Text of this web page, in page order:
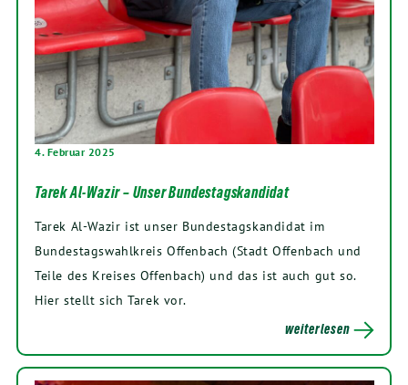
4. Februar 2025
Tarek Al-Wazir – Unser Bundestagskandidat
Tarek Al-Wazir ist unser Bundestagskandidat im
Bundestagswahlkreis Offenbach (Stadt Offenbach und
Teile des Kreises Offenbach) und das ist auch gut so.
Hier stellt sich Tarek vor.
weiterlesen